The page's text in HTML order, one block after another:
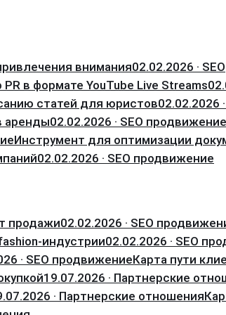
внимания02.02.2026 · SEO
в формате YouTube Live Streams
статей для юристов02.02.2026
аренды02.02.2026 · SEO продвижение
Инструмент для оптимизации
02.02.2026 · SEO продвижение
продажи02.02.2026 · SEO
индустрии02.02.2026 · SEO
· SEO продвижениеКарта пути
19.07.2026 · Партнерские
· Партнерские отношения